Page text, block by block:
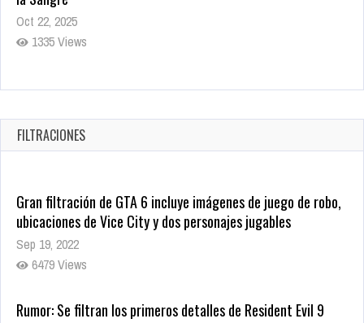
Oct 22, 2025
1335 Views
Revive el terror: El conjuro 4: Últimos ritos ya está disponible
Oct 20, 2025
1377 Views
FILTRACIONES
Gran filtración de GTA 6 incluye imágenes de juego de robo,
ubicaciones de Vice City y dos personajes jugables
Sep 19, 2022
6479 Views
Rumor: Se filtran los primeros detalles de Resident Evil 9